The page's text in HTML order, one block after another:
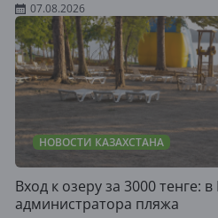
07.08.2026
НОВОСТИ КАЗАХСТАНА
Вход к озеру за 3000 тенге:
администратора пляжа